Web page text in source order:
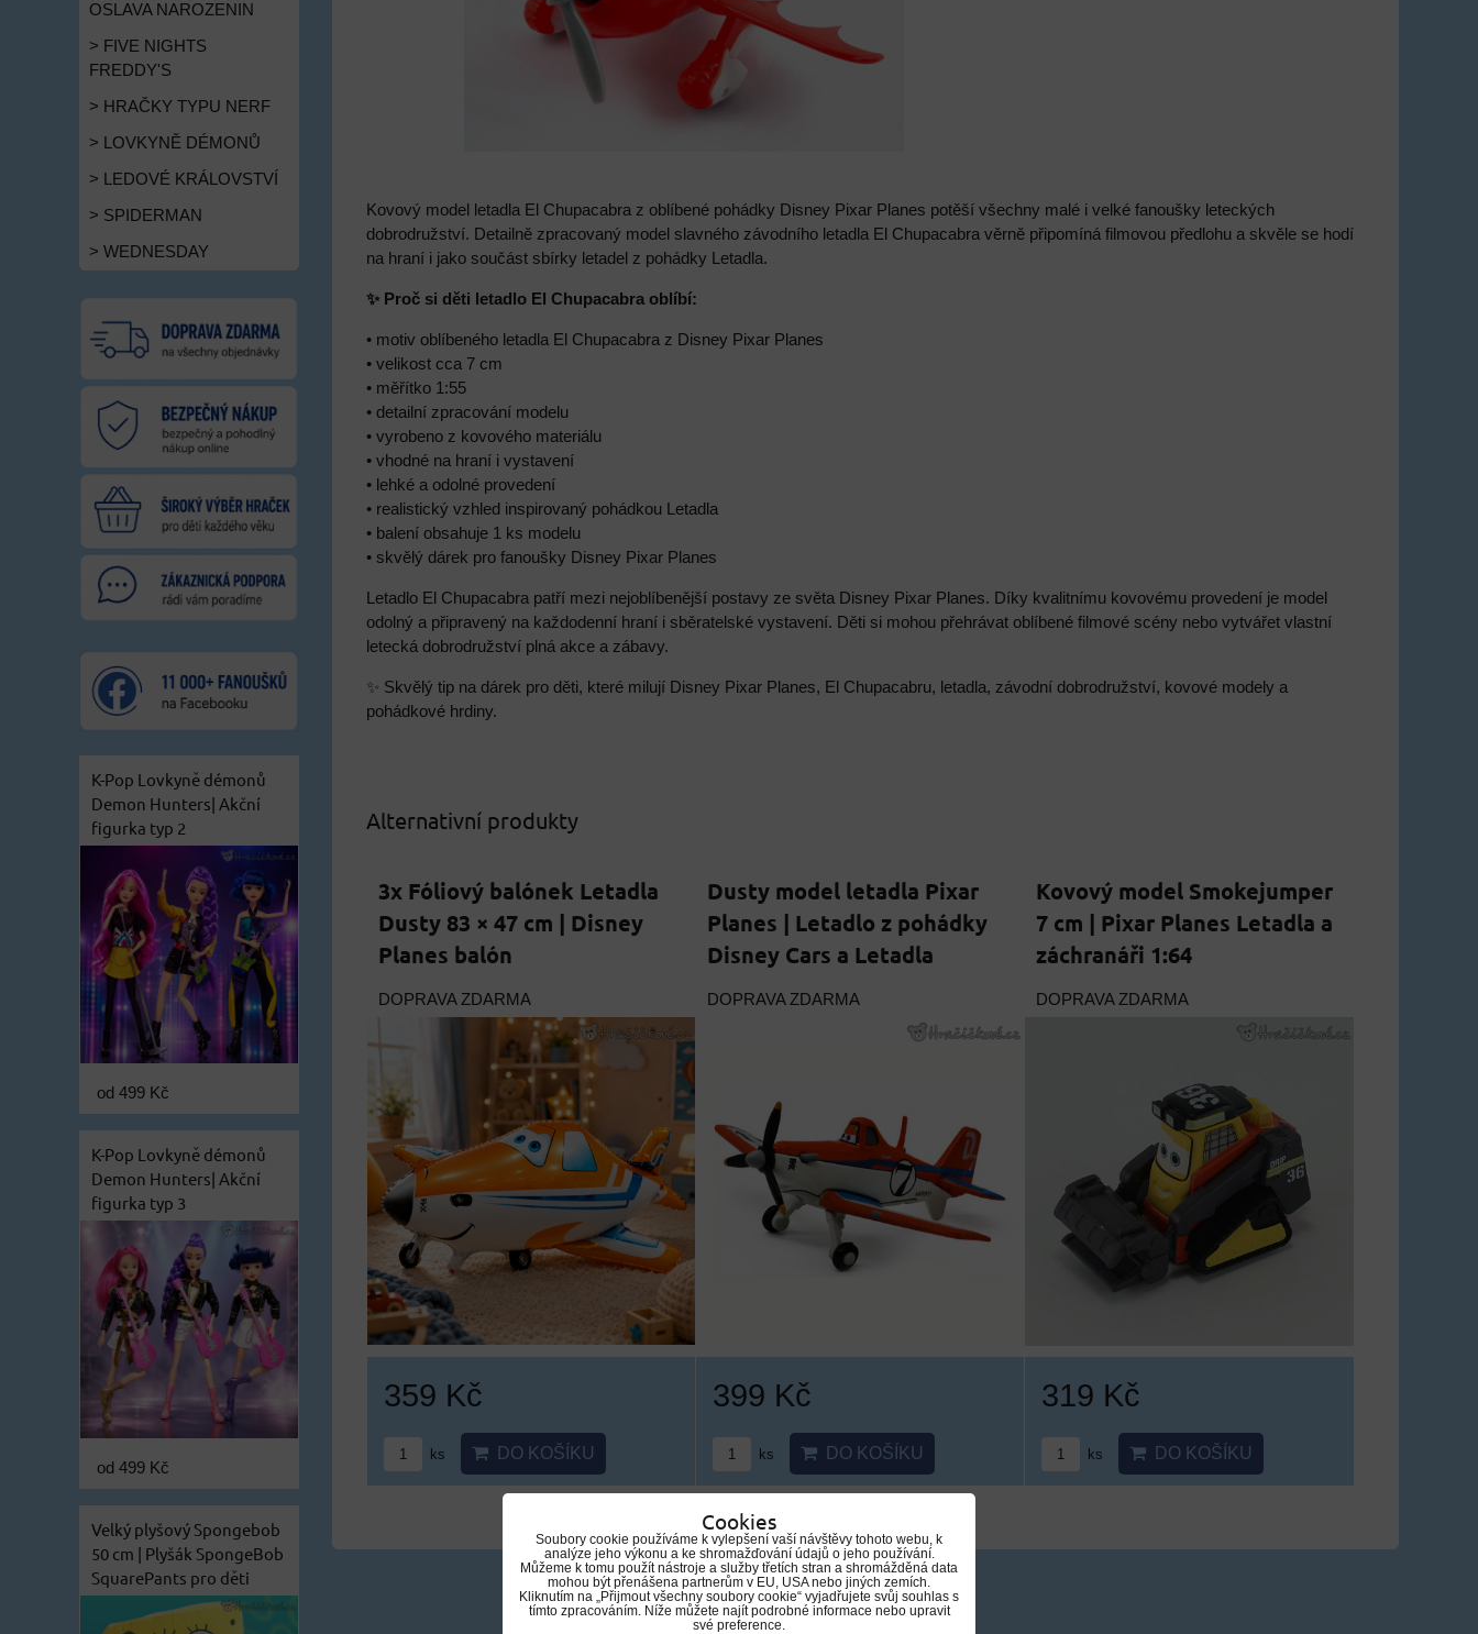
Kovový model letadla El Chupacabra z oblíbené pohádky Disney Pixar Planes potěší všechny malé i velké fanoušky leteckých
dobrodružství. Detailně zpracovaný model slavného závodního letadla El Chupacabra věrně připomíná filmovou předlohu a skvěle se hodí
na hraní i jako součást sbírky letadel z pohádky Letadla.
✨ Proč si děti letadlo El Chupacabra oblíbí:
• motiv oblíbeného letadla El Chupacabra z Disney Pixar Planes
• velikost cca 7 cm
• měřítko 1:55
• detailní zpracování modelu
• vyrobeno z kovového materiálu
• vhodné na hraní i vystavení
• lehké a odolné provedení
• realistický vzhled inspirovaný pohádkou Letadla
• balení obsahuje 1 ks modelu
• skvělý dárek pro fanoušky Disney Pixar Planes
Letadlo El Chupacabra patří mezi nejoblíbenější postavy ze světa Disney Pixar Planes. Díky kvalitnímu kovovému provedení je model
odolný a připravený na každodenní hraní i sběratelské vystavení. Děti si mohou přehrávat oblíbené filmové scény nebo vytvářet vlastní
letecká dobrodružství plná akce a zábavy.
✨ Skvělý tip na dárek pro děti, které milují Disney Pixar Planes, El Chupacabru, letadla, závodní dobrodružství, kovové modely a
pohádkové hrdiny.
Alternativní produkty
3x Fóliový balónek Letadla
Dusty 83 × 47 cm | Disney
Planes balón
DOPRAVA ZDARMA
359 Kč
ks DO KOŠÍKU
Dusty model letadla Pixar
Planes | Letadlo z pohádky
Disney Cars a Letadla
DOPRAVA ZDARMA
399 Kč
ks DO KOŠÍKU
Kovový model Smokejumper
7 cm | Pixar Planes Letadla a
záchranáři 1:64
DOPRAVA ZDARMA
319 Kč
ks DO KOŠÍKU
OSLAVA NAROZENIN
> FIVE NIGHTS
FREDDY'S
> HRAČKY TYPU NERF
> LOVKYNĚ DÉMONŮ
> LEDOVÉ KRÁLOVSTVÍ
> SPIDERMAN
> WEDNESDAY
K-Pop Lovkyně démonů
Demon Hunters| Akční
figurka typ 2
od 499 Kč
K-Pop Lovkyně démonů
Demon Hunters| Akční
figurka typ 3
od 499 Kč
Velký plyšový Spongebob
50 cm | Plyšák SpongeBob
SquarePants pro děti
Cookies
Soubory cookie používáme k vylepšení vaší návštěvy tohoto webu, k
analýze jeho výkonu a ke shromažďování údajů o jeho používání.
Můžeme k tomu použít nástroje a služby třetích stran a shromážděná data
mohou být přenášena partnerům v EU, USA nebo jiných zemích.
Kliknutím na „Přijmout všechny soubory cookie“ vyjadřujete svůj souhlas s
tímto zpracováním. Níže můžete najít podrobné informace nebo upravit
své preference.